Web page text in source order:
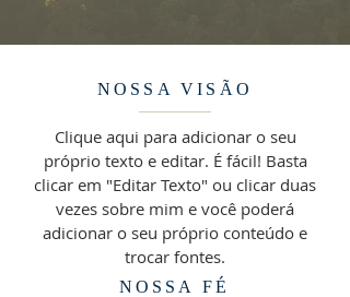
NOSSA VISÃO
Clique aqui para adicionar o seu
próprio texto e editar. É fácil! Basta
clicar em "Editar Texto" ou clicar duas
vezes sobre mim e você poderá
adicionar o seu próprio conteúdo e
trocar fontes.
NOSSA FÉ